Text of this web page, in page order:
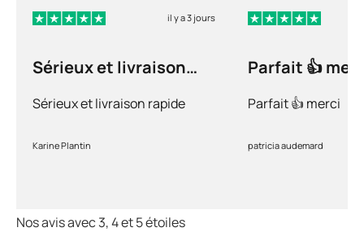
il y a 3 jours
Sérieux et livraison
Sérieux et livraison rapide
Karine Plantin
Parfait 👍
Parfait 👍 merci
patricia audemard
Nos avis avec 3, 4 et 5 étoiles